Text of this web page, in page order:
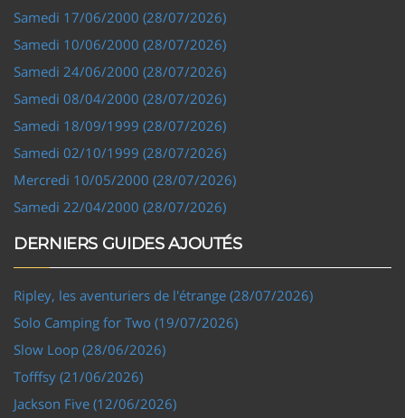
Samedi 17/06/2000 (28/07/2026)
Samedi 10/06/2000 (28/07/2026)
Samedi 24/06/2000 (28/07/2026)
Samedi 08/04/2000 (28/07/2026)
Samedi 18/09/1999 (28/07/2026)
Samedi 02/10/1999 (28/07/2026)
Mercredi 10/05/2000 (28/07/2026)
Samedi 22/04/2000 (28/07/2026)
DERNIERS GUIDES AJOUTÉS
Ripley, les aventuriers de l'étrange (28/07/2026)
Solo Camping for Two (19/07/2026)
Slow Loop (28/06/2026)
Tofffsy (21/06/2026)
Jackson Five (12/06/2026)